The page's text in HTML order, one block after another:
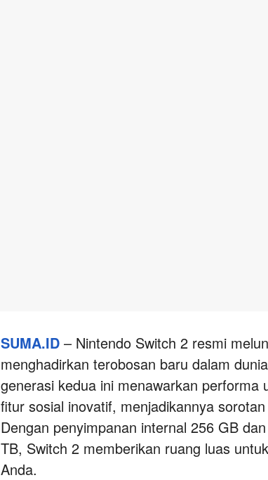
SUMA.ID – Nintendo Switch 2 resmi
menghadirkan terobosan baru dalam
generasi kedua ini menawarkan performa
fitur sosial inovatif, menjadikannya
Dengan penyimpanan internal 256 GB
TB, Switch 2 memberikan ruang luas
Anda.